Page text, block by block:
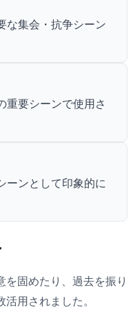
な集会・抗争シーン
重要シーンで使用さ
ーンとして印象的に
を固めたり、過去を振り
用されました。